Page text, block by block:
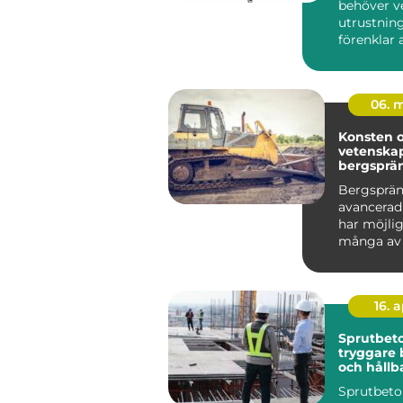
behöver
förenklar
06.
Konsten
har
många
16.
tryggare
och